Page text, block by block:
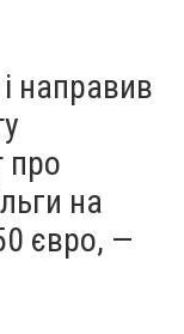
направив
про
на
євро, —